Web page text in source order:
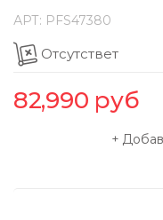
АРТ: PFS47380
Отсутствет
82,990 руб